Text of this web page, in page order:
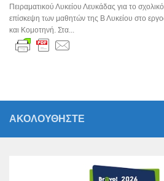
Πειραματικού Λυκείου Λευκάδας για το
επίσκεψη των μαθητών της Β Λυκείου στο
και Κομοτηνή. Στα...
ΑΚΟΛΟΥΘΗΣΤΕ